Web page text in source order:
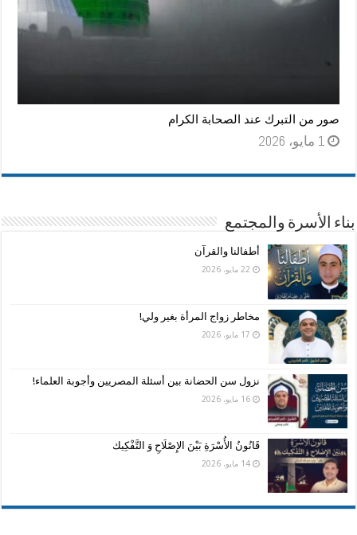
صور من التبرك عند الصحابة الكرام
1 مايو، 2026
بناء الأسرة والمجتمع
أطفالنا والقرآن
22 مايو، 2026
مخاطر زواج المرأة بغير ولي!
17 مايو، 2026
نزول سن الحضانة بين أسئلة المصريين وأجوبة العلماء!
16 مايو، 2026
قَانُونُ الأُسْرَةِ بَيْنَ الإِصْلَاحِ وَ التَّفْكِيك
14 مايو، 2026